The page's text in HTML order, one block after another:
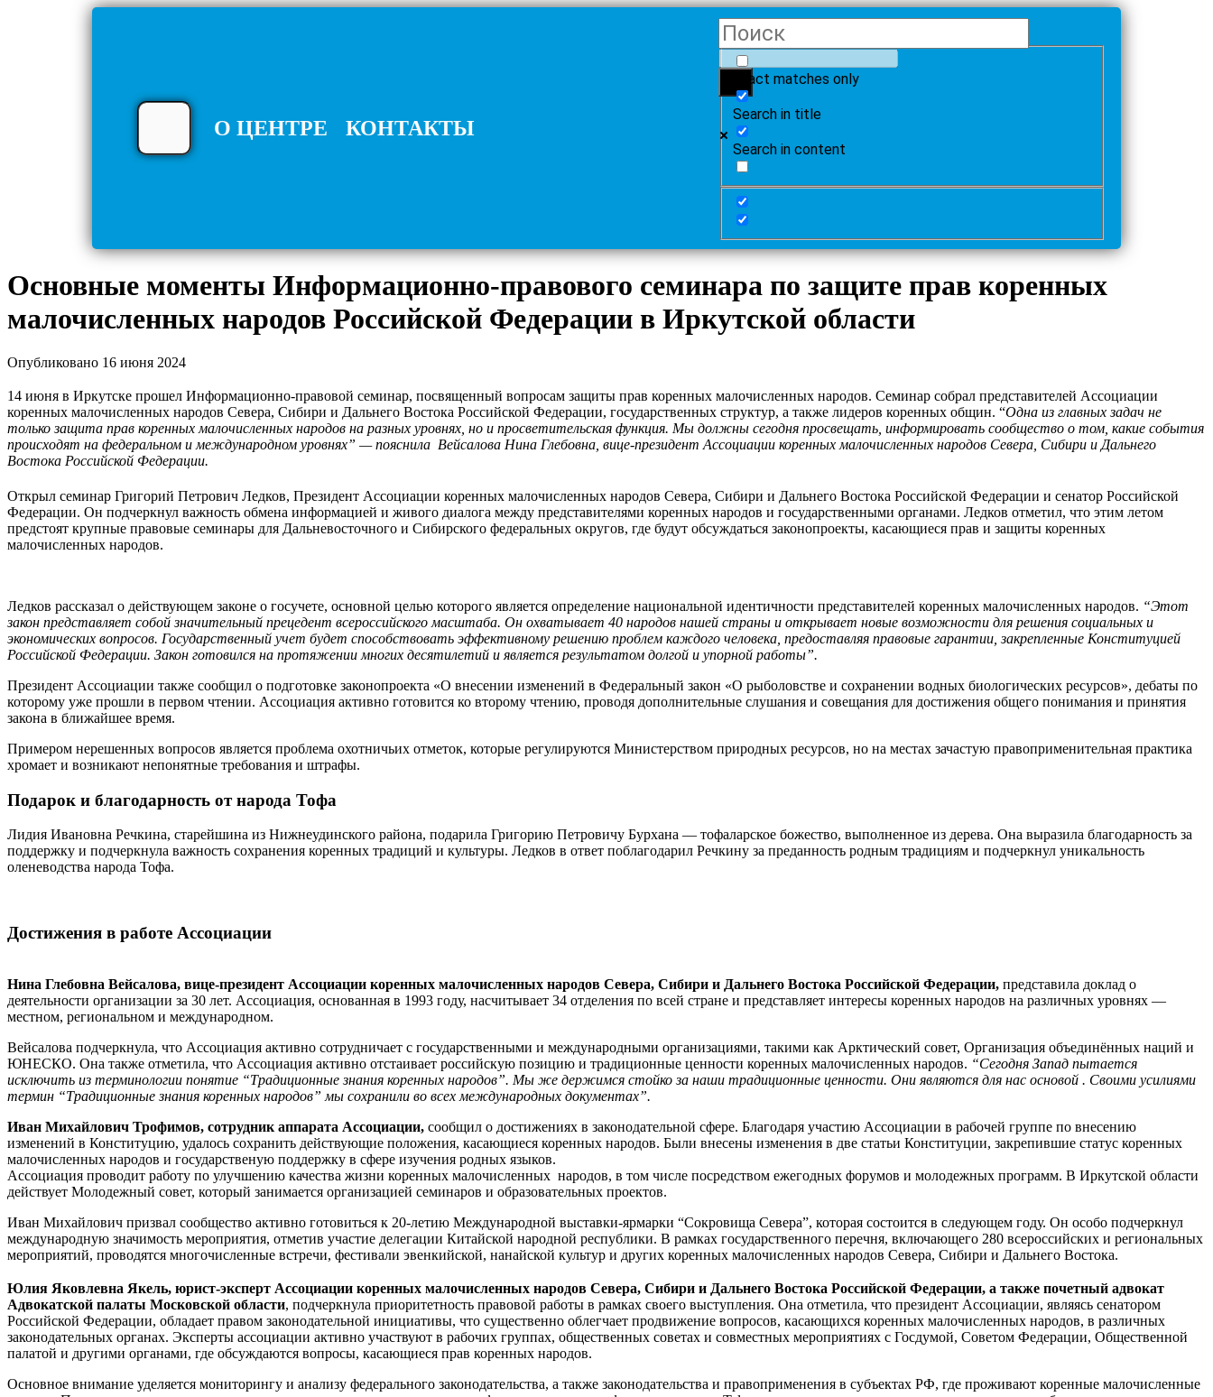
О ЦЕНТРЕ КОНТАКТЫ
Exact matches only
Search in title
Search in content
Основные моменты Информационно-правового семинара по защите прав коренных
малочисленных народов Российской Федерации в Иркутской области
Опубликовано 16 июня 2024
14 июня в Иркутске прошел Информационно-правовой семинар, посвященный вопросам защиты прав коренных малочисленных народов. Семинар собрал представителей Ассоциации
коренных малочисленных народов Севера, Сибири и Дальнего Востока Российской Федерации, государственных структур, а также лидеров коренных общин. “Одна из главных задач не
только защита прав коренных малочисленных народов на разных уровнях, но и просветительская функция. Мы должны сегодня просвещать, информировать сообщество о том, какие события
происходят на федеральном и международном уровнях” — пояснила Вейсалова Нина Глебовна, вице-президент Ассоциации коренных малочисленных народов Севера, Сибири и Дальнего
Востока Российской Федерации.
Открыл семинар Григорий Петрович Ледков, Президент Ассоциации коренных малочисленных народов Севера, Сибири и Дальнего Востока Российской Федерации и сенатор Российской
Федерации. Он подчеркнул важность обмена информацией и живого диалога между представителями коренных народов и государственными органами. Ледков отметил, что этим летом
предстоят крупные правовые семинары для Дальневосточного и Сибирского федеральных округов, где будут обсуждаться законопроекты, касающиеся прав и защиты коренных
малочисленных народов.
Ледков рассказал о действующем законе о госучете, основной целью которого является определение национальной идентичности представителей коренных малочисленных народов. “Этот
закон представляет собой значительный прецедент всероссийского масштаба. Он охватывает 40 народов нашей страны и открывает новые возможности для решения социальных и
экономических вопросов. Государственный учет будет способствовать эффективному решению проблем каждого человека, предоставляя правовые гарантии, закрепленные Конституцией
Российской Федерации. Закон готовился на протяжении многих десятилетий и является результатом долгой и упорной работы”.
Президент Ассоциации также сообщил о подготовке законопроекта «О внесении изменений в Федеральный закон «О рыболовстве и сохранении водных биологических ресурсов», дебаты по
которому уже прошли в первом чтении. Ассоциация активно готовится ко второму чтению, проводя дополнительные слушания и совещания для достижения общего понимания и принятия
закона в ближайшее время.
Примером нерешенных вопросов является проблема охотничьих отметок, которые регулируются Министерством природных ресурсов, но на местах зачастую правоприменительная практика
хромает и возникают непонятные требования и штрафы.
Подарок и благодарность от народа Тофа
Лидия Ивановна Речкина, старейшина из Нижнеудинского района, подарила Григорию Петровичу Бурхана — тофаларское божество, выполненное из дерева. Она выразила благодарность за
поддержку и подчеркнула важность сохранения коренных традиций и культуры. Ледков в ответ поблагодарил Речкину за преданность родным традициям и подчеркнул уникальность
оленеводства народа Тофа.
Достижения в работе Ассоциации
Нина Глебовна Вейсалова, вице-президент Ассоциации коренных малочисленных народов Севера, Сибири и Дальнего Востока Российской Федерации, представила доклад о
деятельности организации за 30 лет. Ассоциация, основанная в 1993 году, насчитывает 34 отделения по всей стране и представляет интересы коренных народов на различных уровнях —
местном, региональном и международном.
Вейсалова подчеркнула, что Ассоциация активно сотрудничает с государственными и международными организациями, такими как Арктический совет, Организация объединённых наций и
ЮНЕСКО. Она также отметила, что Ассоциация активно отстаивает российскую позицию и традиционные ценности коренных малочисленных народов. “Сегодня Запад пытается
исключить из терминологии понятие “Традиционные знания коренных народов”. Мы же держимся стойко за наши традиционные ценности. Они являются для нас основой . Своими усилиями
термин “Традиционные знания коренных народов” мы сохранили во всех международных документах”.
Иван Михайлович Трофимов, сотрудник аппарата Ассоциации, сообщил о достижениях в законодательной сфере. Благодаря участию Ассоциации в рабочей группе по внесению
изменений в Конституцию, удалось сохранить действующие положения, касающиеся коренных народов. Были внесены изменения в две статьи Конституции, закрепившие статус коренных
малочисленных народов и государственую поддержку в сфере изучения родных языков.
Ассоциация проводит работу по улучшению качества жизни коренных малочисленных народов, в том числе посредством ежегодных форумов и молодежных программ. В Иркутской области
действует Молодежный совет, который занимается организацией семинаров и образовательных проектов.
Иван Михайлович призвал сообщество активно готовиться к 20-летию Международной выставки-ярмарки “Сокровища Севера”, которая состоится в следующем году. Он особо подчеркнул
международную значимость мероприятия, отметив участие делегации Китайской народной республики. В рамках государственного перечня, включающего 280 всероссийских и региональных
мероприятий, проводятся многочисленные встречи, фестивали эвенкийской, нанайской культур и других коренных малочисленных народов Севера, Сибири и Дальнего Востока.
Юлия Яковлевна Якель, юрист-эксперт Ассоциации коренных малочисленных народов Севера, Сибири и Дальнего Востока Российской Федерации, а также почетный адвокат
Адвокатской палаты Московской области, подчеркнула приоритетность правовой работы в рамках своего выступления. Она отметила, что президент Ассоциации, являясь сенатором
Российской Федерации, обладает правом законодательной инициативы, что существенно облегчает продвижение вопросов, касающихся коренных малочисленных народов, в различных
законодательных органах. Эксперты ассоциации активно участвуют в рабочих группах, общественных советах и совместных мероприятиях с Госдумой, Советом Федерации, Общественной
палатой и другими органами, где обсуждаются вопросы, касающиеся прав коренных народов.
Основное внимание уделяется мониторингу и анализу федерального законодательства, а также законодательства и правоприменения в субъектах РФ, где проживают коренные малочисленные